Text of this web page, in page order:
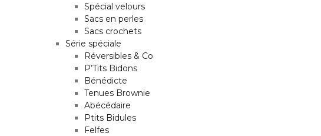
Spécial velours
Sacs en perles
Sacs crochets
Série spéciale
Réversibles & Co
P’Tits Bidons
Bénédicte
Tenues Brownie
Abécédaire
Ptits Bidules
Felfes